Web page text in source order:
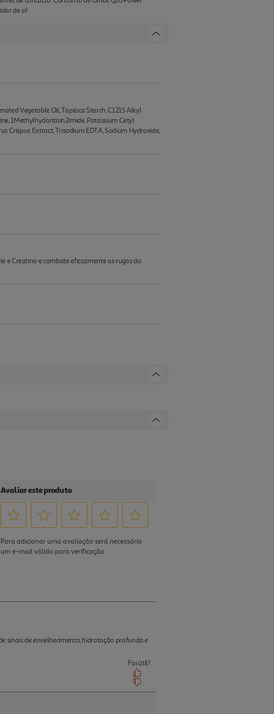
de si!
Vegetable Oil, Tapioca Starch, C1215 Alkyl
1Methylhydantoin2Imide, Potassium Cetyl
Crispus Extract, Trisodium EDTA, Sodium Hydroxide,
e Creatina e combate eficazmente as rugas do